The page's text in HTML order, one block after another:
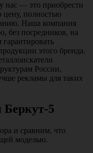
у нас — это приобрести
цену, полностью
Наша компания
без посредников, на
этого бренда.
России,
рекламы для таких
Беркут-5
и сравним, что
моделью.